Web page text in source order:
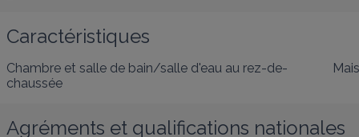
Caractéristiques
Chambre et salle de bain/salle d'eau au rez-de-
chaussée
Agréments et qualifications nationales